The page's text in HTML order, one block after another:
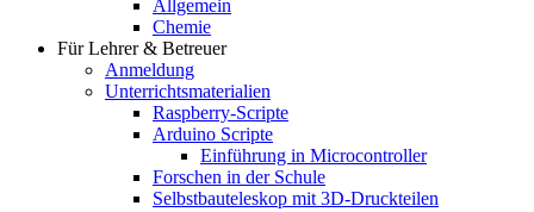
Allgemein
Chemie
Für Lehrer & Betreuer
Anmeldung
Unterrichtsmaterialien
Raspberry-Scripte
Arduino Scripte
Einführung in Microcontroller
Forschen in der Schule
Selbstbauteleskop mit 3D-Druckteilen